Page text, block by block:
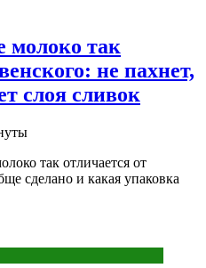
молоко так
не пахнет,
слоя сливок
так отличается от
сделано и какая упаковка